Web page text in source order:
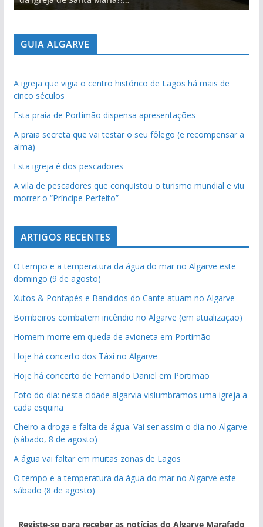
GUIA ALGARVE
A igreja que vigia o centro histórico de Lagos há mais de
cinco séculos
Esta praia de Portimão dispensa apresentações
A praia secreta que vai testar o seu fôlego (e recompensar a
alma)
Esta igreja é dos pescadores
A vila de pescadores que conquistou o turismo mundial e viu
morrer o “Príncipe Perfeito”
ARTIGOS RECENTES
O tempo e a temperatura da água do mar no Algarve este
domingo (9 de agosto)
Xutos & Pontapés e Bandidos do Cante atuam no Algarve
Bombeiros combatem incêndio no Algarve (em atualização)
Homem morre em queda de avioneta em Portimão
Hoje há concerto dos Táxi no Algarve
Hoje há concerto de Fernando Daniel em Portimão
Foto do dia: nesta cidade algarvia vislumbramos uma igreja a
cada esquina
Cheiro a droga e falta de água. Vai ser assim o dia no Algarve
(sábado, 8 de agosto)
A água vai faltar em muitas zonas de Lagos
O tempo e a temperatura da água do mar no Algarve este
sábado (8 de agosto)
Registe-se para receber as notícias do Algarve Marafado